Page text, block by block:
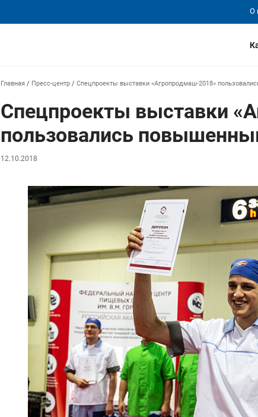
О
Главная / Пресс-центр /Спецпроекты выставки «Агропродмаш-2018»
Спецпроекты выставки
пользовались
12.10.2018